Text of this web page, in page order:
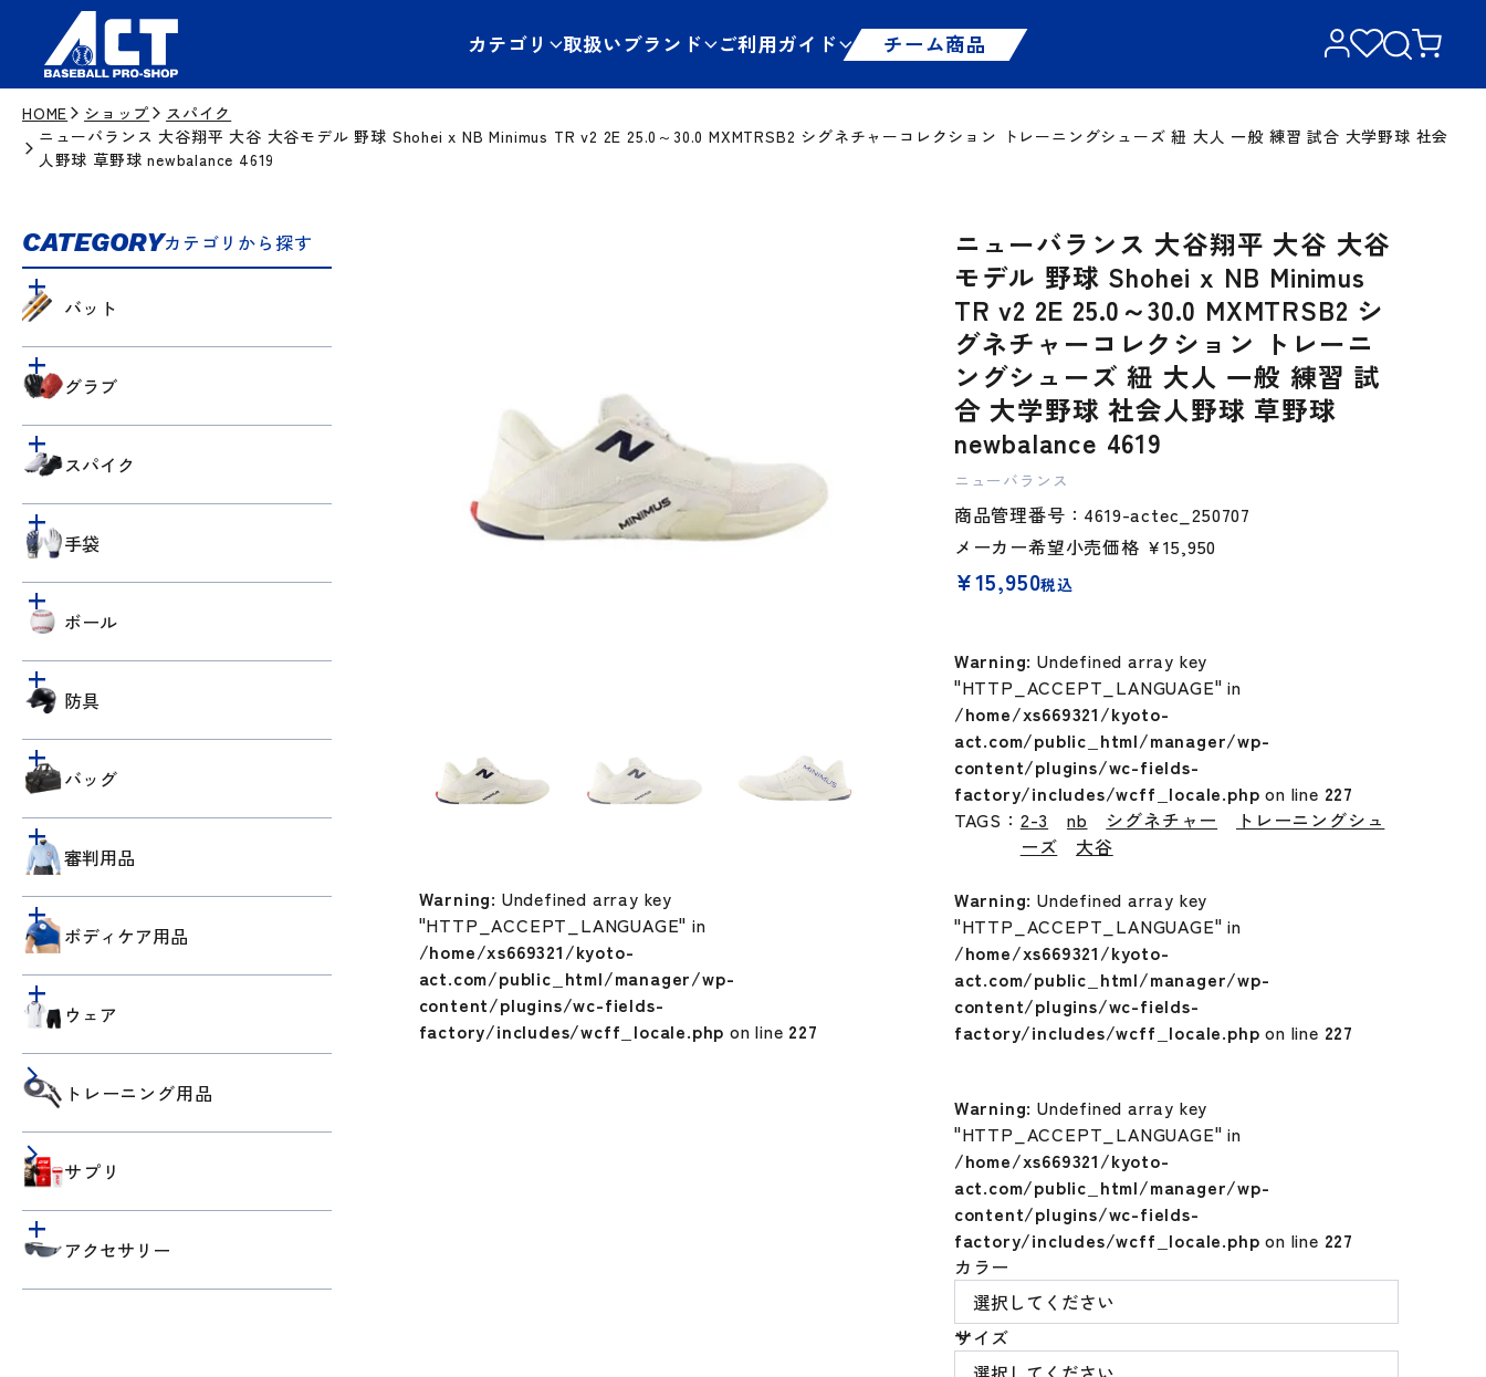
カテゴリ 取扱いブランド チーム商品
ご利用ガイド
HOME ショップ
スパイク
ニューバランス 大谷翔平 大谷 大谷モデル 野球 Shohei x NB Minimus TR v2 2E 25.0～30.0 MXMTRSB2 シグネチャーコレクション トレーニングシューズ 紐 大人 一般 練習 試合 大学野球 社会
人野球 草野球 newbalance 4619
CATEGORYカテゴリから探す
バット
グラブ
スパイク
手袋
ボール
防具
バッグ
審判用品
ボディケア用品
ウェア
トレーニング用品
サプリ
アクセサリー
Warning: Undefined array key
"HTTP_ACCEPT_LANGUAGE" in
/home/xs669321/kyoto-
act.com/public_html/manager/wp-
content/plugins/wc-fields-
factory/includes/wcff_locale.php on line 227
ニューバランス 大谷翔平 大谷 大谷
モデル 野球 Shohei x NB Minimus
TR v2 2E 25.0～30.0 MXMTRSB2 シ
グネチャーコレクション トレーニ
ングシューズ 紐 大人 一般 練習 試
合 大学野球 社会人野球 草野球
newbalance 4619
ニューバランス
商品管理番号：4619-actec_250707
メーカー希望小売価格 ￥15,950
¥15,950税込
Warning: Undefined array key
"HTTP_ACCEPT_LANGUAGE" in
/home/xs669321/kyoto-
act.com/public_html/manager/wp-
content/plugins/wc-fields-
factory/includes/wcff_locale.php on line 227
TAGS： 2-3 nb シグネチャー
トレーニングシュ
ーズ
大谷
Warning: Undefined array key
"HTTP_ACCEPT_LANGUAGE" in
/home/xs669321/kyoto-
act.com/public_html/manager/wp-
content/plugins/wc-fields-
factory/includes/wcff_locale.php on line 227
Warning: Undefined array key
"HTTP_ACCEPT_LANGUAGE" in
/home/xs669321/kyoto-
act.com/public_html/manager/wp-
content/plugins/wc-fields-
factory/includes/wcff_locale.php on line 227
カラー
サイズ